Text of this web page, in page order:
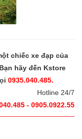
chiếc xe đạp của
hãy đến Kstore
0935.040.485.
Hotline 24/7
- 0905.0922.55